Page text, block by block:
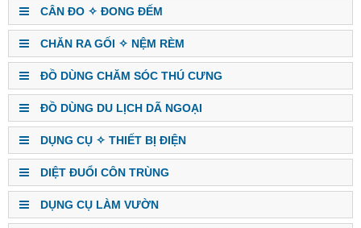
CÂN ĐO ✧ ĐONG ĐẾM
CHĂN RA GỐI ✧ NỆM RÈM
ĐỒ DÙNG CHĂM SÓC THÚ CƯNG
ĐỒ DÙNG DU LỊCH DÃ NGOẠI
DỤNG CỤ ✧ THIẾT BỊ ĐIỆN
DIỆT ĐUỔI CÔN TRÙNG
DỤNG CỤ LÀM VƯỜN